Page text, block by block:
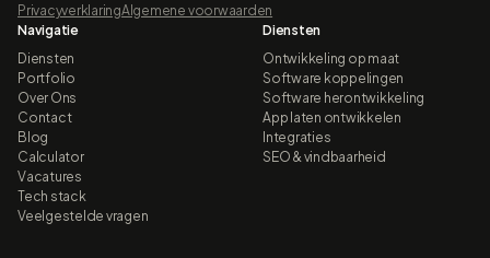
PrivacyverklaringAlgemene voorwaarden
Navigatie
Diensten
Portfolio
Over Ons
Contact
Blog
Calculator
Vacatures
Tech stack
Veelgestelde vragen
Diensten
Ontwikkeling op maat
Software koppelingen
Software herontwikkeling
App laten ontwikkelen
Integraties
SEO & vindbaarheid